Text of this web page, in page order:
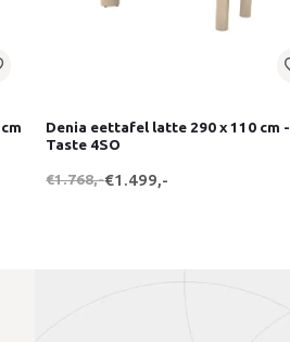
Denia eettafel latte 290 x 110 cm -
Taste 4SO
€1.768,-€1.499,-